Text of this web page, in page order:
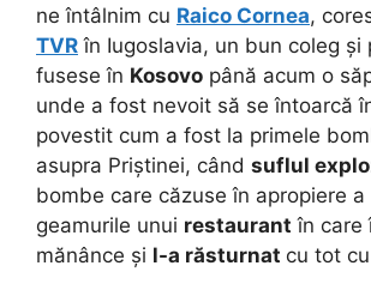
ne întâlnim cu Raico Cornea,
TVR în Iugoslavia, un bun coleg și
fusese în Kosovo până acum o
unde a fost nevoit să se întoarcă
povestit cum a fost la primele
asupra Priștinei, când suflul
bombe care căzuse în apropiere
geamurile unui restaurant în care
mănânce și l-a răsturnat cu tot